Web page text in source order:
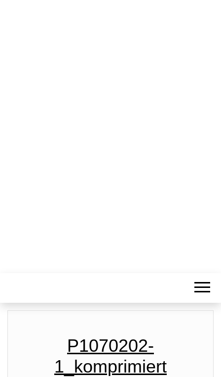
P1070202-
1_komprimiert